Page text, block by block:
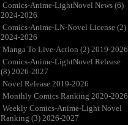
Comics-Anime-LightNovel News (6)
2024-2026
Comics-Anime-LN-Novel License (2)
2024-2026
Manga To Live-Action (2) 2019-2026
Comics-Anime-LightNovel Release
(8) 2026-2027
Novel Release 2019-2026
Monthly Comics Ranking 2020-2026
Weekly Comics-Anime-Light Novel
Ranking (3) 2026-2027